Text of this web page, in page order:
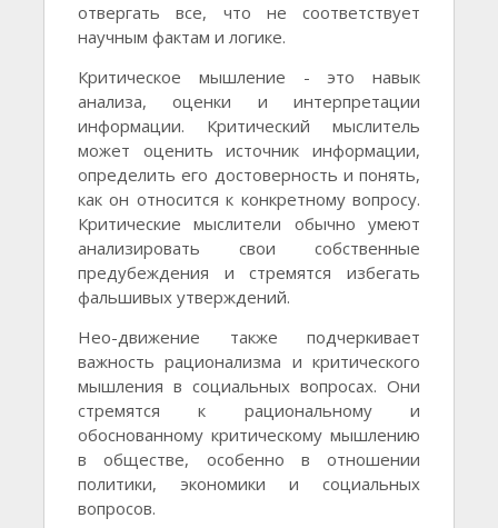
отвергать все, что не соответствует
научным фактам и логике.
Критическое мышление - это навык
анализа, оценки и интерпретации
информации. Критический мыслитель
может оценить источник информации,
определить его достоверность и понять,
как он относится к конкретному вопросу.
Критические мыслители обычно умеют
анализировать свои собственные
предубеждения и стремятся избегать
фальшивых утверждений.
Нео-движение также подчеркивает
важность рационализма и критического
мышления в социальных вопросах. Они
стремятся к рациональному и
обоснованному критическому мышлению
в обществе, особенно в отношении
политики, экономики и социальных
вопросов.